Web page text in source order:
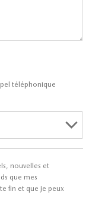
téléphonique
nouvelles et
que mes
fin et que je peux